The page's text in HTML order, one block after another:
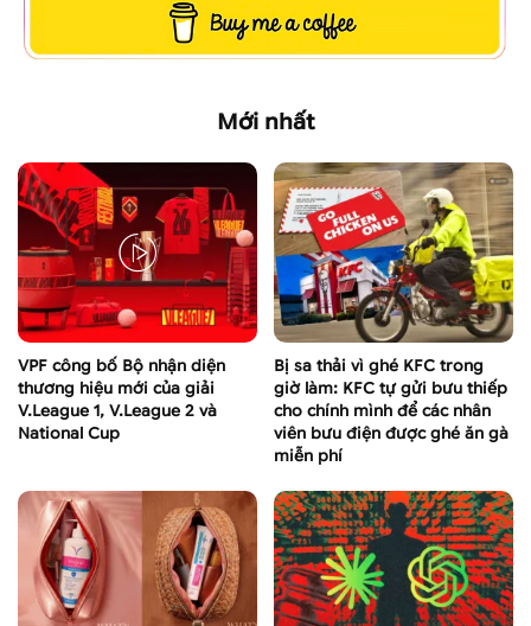
Mới nhất
VPF công bố Bộ nhận diện
thương hiệu mới của giải
V.League 1, V.League 2 và
National Cup
Bị sa thải vì ghé KFC trong
giờ làm: KFC tự gửi bưu thiếp
cho chính mình để các nhân
viên bưu điện được ghé ăn gà
miễn phí